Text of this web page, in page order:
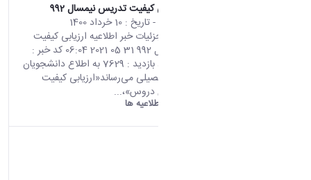
اطلاعیه ارزیابی کیفیت تدریس نیمسال 992
- تاریخ : 10 خرداد 1400
صفحه اصلی جزئیات خبر اطلاعیه ارزیابی کیفیت
تدریس نیمسال 992 31 05 2021 06:04 کد خبر :
696681 تعداد بازدید : 7629 به اطلاع دانشجویان
همه مقاطع تحصیلی می‌رساند«ارزیابی کیفیت
آموزش مجازی دروس»،...
اطلاعیه ها